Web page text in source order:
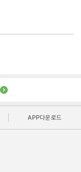
APP다운로드